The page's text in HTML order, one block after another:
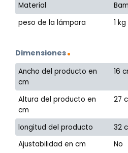
Material
peso de la lámpara
1 kg
Dimensiones
Ancho del producto en
cm
16
Altura del producto en
cm
27
longitud del producto
32
Ajustabilidad en cm
No